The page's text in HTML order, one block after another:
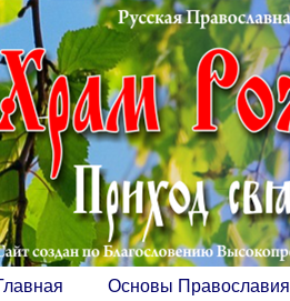
Основы Православия